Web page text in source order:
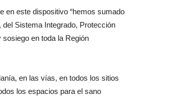
en este dispositivo “hemos sumado
Sistema Integrado, Protección
en toda la Región
en las vías, en todos los sitios
los espacios para el sano